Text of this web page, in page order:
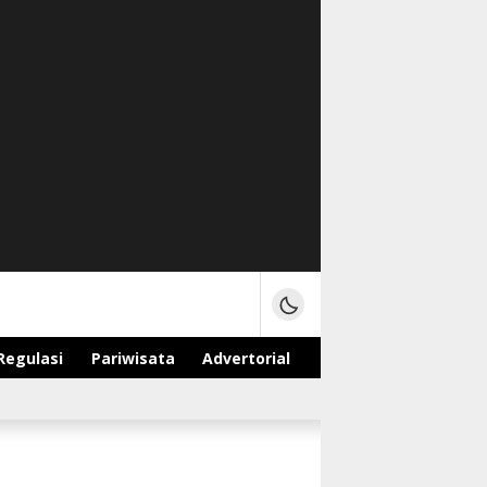
Pariwisata
Advertorial